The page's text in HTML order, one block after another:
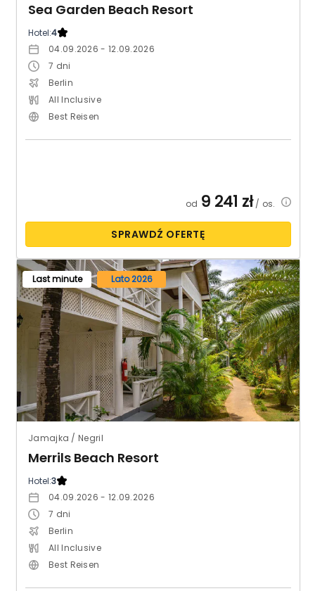
Sea Garden Beach Resort
Hotel:4
04.09.2026 - 12.09.2026
7 dni
Berlin
All Inclusive
Best Reisen
od 9 241 zł/ os.
SPRAWDŹ OFERTĘ
Last minute Lato 2026
Jamajka / Negril
Merrils Beach Resort
Hotel:3
04.09.2026 - 12.09.2026
7 dni
Berlin
All Inclusive
Best Reisen